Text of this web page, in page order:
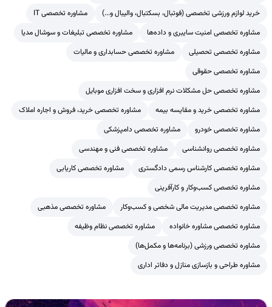
خرید لوازم ورزشی تخصصی (فوتبال، بسکتبال، والیبال و...)
مشاوره تخصصی IT
مشاوره تخصصی امنیت سایبری و داده‌ها
مشاوره تخصصی تبلیغات و سوشال مدیا
مشاوره تخصصی تحصیلی
مشاوره تخصصی حسابداری و مالیات
مشاوره تخصصی حقوقی
مشاوره تخصصی حل مشکلات نرم افزاری و سخت افزاری موبایل
مشاوره تخصصی خرید و مقایسه بیمه
مشاوره تخصصی خرید، فروش و اجاره املاک
مشاوره تخصصی خودرو
مشاوره تخصصی دامپزشکی
مشاوره تخصصی روانشناسی
مشاوره تخصصی فنی و مهندسی
مشاوره تخصصی کارشناس رسمی دادگستری
مشاوره تخصصی کاریابی
مشاوره تخصصی کسب‌وکار و کارآفرینی
مشاوره تخصصی مدیریت مالی شخصی و کسب‌وکار
مشاوره تخصصی مذهبی
مشاوره تخصصی مشاوره خانواده
مشاوره تخصصی نظام وظیفه
مشاوره تخصصی ورزشی (برنامه‌ها و مکمل‌ها)
مشاوره طراحی و بازسازی منازل و دفاتر اداری